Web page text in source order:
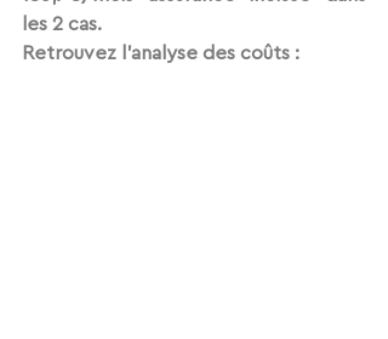
les 2 cas.
Retrouvez l'analyse des coûts :